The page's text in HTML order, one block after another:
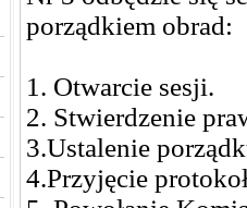
porządkiem obrad:
1. Otwarcie sesji.
2. Stwierdzenie
3.Ustalenie
4.Przyjęcie